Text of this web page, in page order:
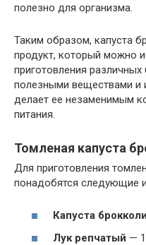
полезно для организма.
Таким образом, капуста
продукт, который можно
приготовления
полезными веществами и
делает ее незаменимым
питания.
Томленая капуста
Для приготовления
понадобятся следующие
Капуста брокколи
Лук репчатый —